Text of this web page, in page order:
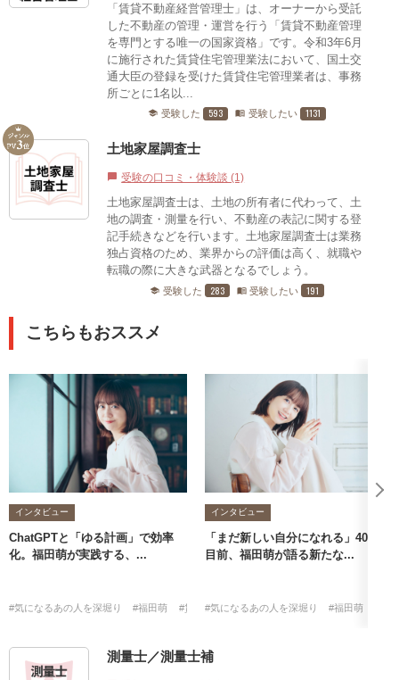
「賃貸不動産経営管理士」は、オーナーから受託
した不動産の管理・運営を行う「賃貸不動産管理
を専門とする唯一の国家資格」です。令和3年6月
に施行された賃貸住宅管理業法において、国土交
通大臣の登録を受けた賃貸住宅管理業者は、事務
所ごとに1名以...
school 受験した 593 menu_book 受験したい 1131
土地家屋調査士
chat_bubble 受験の口コミ・体験談 (1)
土地家屋調査士は、土地の所有者に代わって、土
地の調査・測量を行い、不動産の表記に関する登
記手続きなどを行います。土地家屋調査士は業務
独占資格のため、業界からの評価は高く、就職や
転職の際に大きな武器となるでしょう。
school 受験した 283 menu_book 受験したい 191
こちらもおススメ
インタビュー
ChatGPTと「ゆる計画」で効率
化。福田萌が実践する、...
#気になるあの人を深堀り #福田萌 #賃貸不動産経営管理士
インタビュー
「まだ新しい自分になれる」40歳
目前、福田萌が語る新たな...
#気になるあの人を深堀り #福田萌
測量士／測量士補